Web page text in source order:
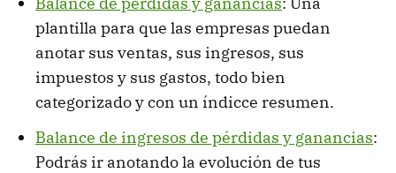
plantilla para que las empresas puedan
anotar sus ventas, sus ingresos, sus
impuestos y sus gastos, todo bien
categorizado y con un índicce resumen.
Balance de ingresos de pérdidas y ganancias:
Podrás ir anotando la evolución de tus